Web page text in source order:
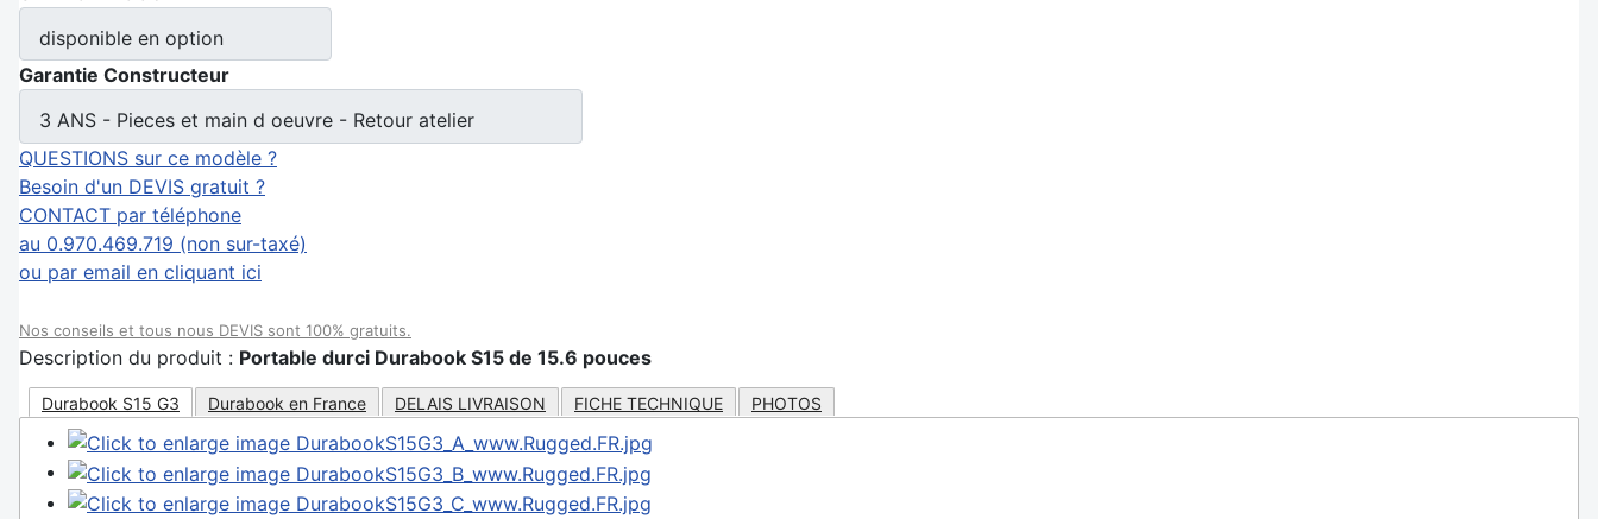
disponible en option
Garantie Constructeur
3 ANS - Pieces et main d oeuvre - Retour atelier
QUESTIONS sur ce modèle ?
Besoin d'un DEVIS gratuit ?
CONTACT par téléphone
au 0.970.469.719 (non sur-taxé)
ou par email en cliquant ici
Nos conseils et tous nous DEVIS sont 100% gratuits.
Description du produit : Portable durci Durabook S15 de 15.6 pouces
Durabook S15 G3 Durabook en France DELAIS LIVRAISON FICHE TECHNIQUE PHOTOS